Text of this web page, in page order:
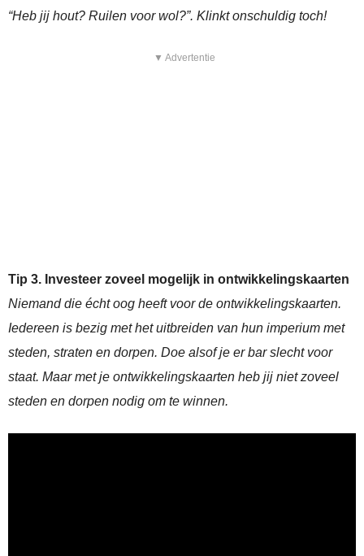
“Heb jij hout? Ruilen voor wol?”. Klinkt onschuldig toch!
▼ Advertentie
Tip 3. Investeer zoveel mogelijk in ontwikkelingskaarten
Niemand die écht oog heeft voor de ontwikkelingskaarten.
Iedereen is bezig met het uitbreiden van hun imperium met
steden, straten en dorpen. Doe alsof je er bar slecht voor
staat. Maar met je ontwikkelingskaarten heb jij niet zoveel
steden en dorpen nodig om te winnen.